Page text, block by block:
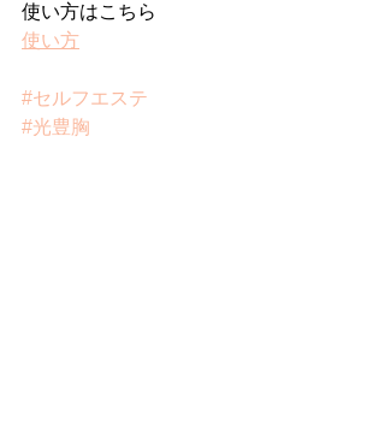
使い方はこちら
使い方
#セルフエステ
#光豊胸